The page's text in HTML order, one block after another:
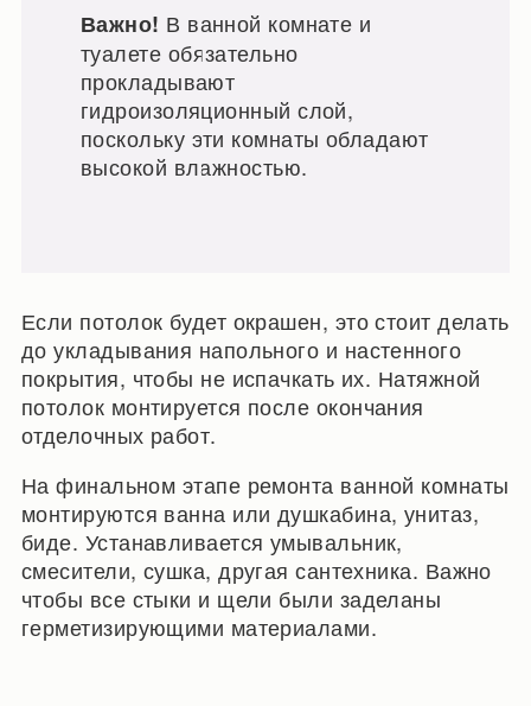
Важно! В ванной комнате и
туалете обязательно
прокладывают
гидроизоляционный слой,
поскольку эти комнаты обладают
высокой влажностью.
Если потолок будет окрашен, это стоит делать
до укладывания напольного и настенного
покрытия, чтобы не испачкать их. Натяжной
потолок монтируется после окончания
отделочных работ.
На финальном этапе ремонта ванной комнаты
монтируются ванна или душкабина, унитаз,
биде. Устанавливается умывальник,
смесители, сушка, другая сантехника. Важно
чтобы все стыки и щели были заделаны
герметизирующими материалами.